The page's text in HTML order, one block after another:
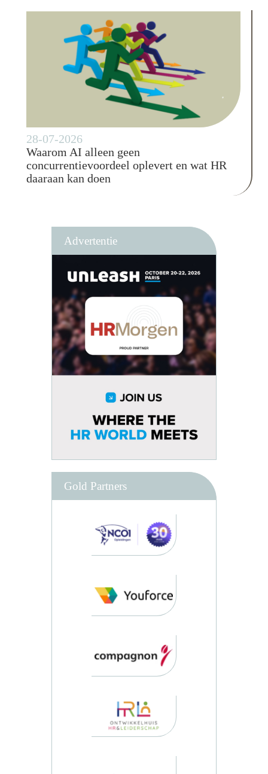
28-07-2026
Waarom AI alleen geen
concurrentievoordeel oplevert en wat HR
daaraan kan doen
Advertentie
Gold Partners